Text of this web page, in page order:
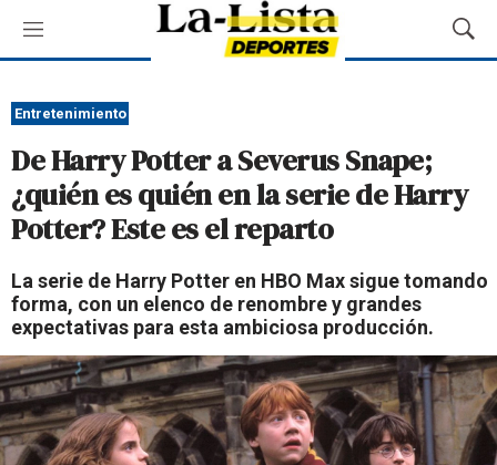
M
e
ú
M
o
B
q
u
a
Entretenimiento
De Harry Potter a Severus Snape;
¿quién es quién en la serie de Harry
Potter? Este es el reparto
La serie de Harry Potter en HBO Max sigue tomando
forma, con un elenco de renombre y grandes
expectativas para esta ambiciosa producción.